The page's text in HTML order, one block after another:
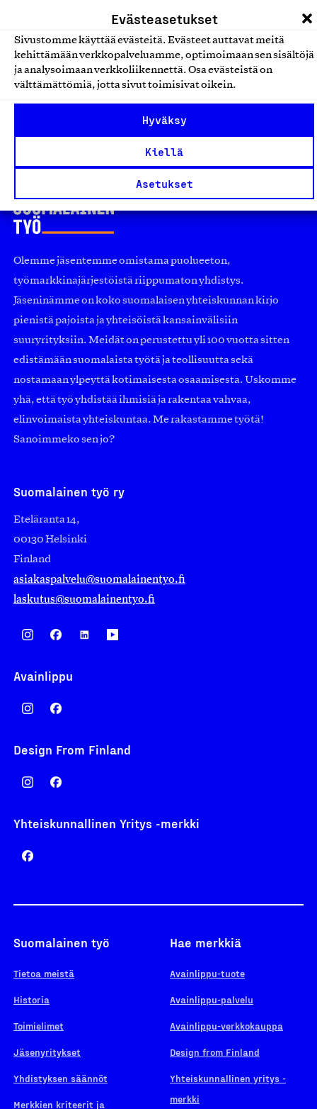
Evästeasetukset
Sivustomme käyttää evästeitä. Evästeet auttavat meitä
kehittämään verkkopalveluamme, optimoimaan sen sisältöjä
ja analysoimaan verkkoliikennettä. Osa evästeistä on
välttämättömiä, jotta sivut toimisivat oikein.
Hyväksy
Kiellä
Asetukset
Pysäköinninoperointipalvelu
Nordicpark Oy, Palvelu
Ajoneuvojen katsastus- ja
pysäköintipalvelut
Olemme jäsentemme omistama puolueeton,
työmarkkinajärjestöistä riippumaton yhdistys.
Jäseninämme on koko suomalaisen yhteiskunnan kirjo
pienistä pajoista ja yhteisöistä kansainvälisiin
suuryrityksiin. Meidät on perustettu yli 100 vuotta sitten
edistämään suomalaista työtä ja teollisuutta sekä
nostamaan ylpeyttä kotimaisesta osaamisesta. Uskomme
yhä, että työ yhdistää ihmisiä ja rakentaa vahvaa,
elinvoimaista yhteiskuntaa. Me rakastamme työtä!
Sanoimmeko sen jo?
Suomalainen työ ry
Eteläranta 14,
00130 Helsinki
Finland
asiakaspalvelu@suomalainentyo.fi
laskutus@suomalainentyo.fi
Avainlippu
Design From Finland
Yhteiskunnallinen Yritys -merkki
Suomalainen työ
Tietoa meistä
Historia
Toimielimet
Jäsenyritykset
Yhdistyksen säännöt
Merkkien kriteerit ja
Hae merkkiä
Avainlippu-tuote
Avainlippu-palvelu
Avainlippu-verkkokauppa
Design from Finland
Yhteiskunnallinen yritys -
merkki